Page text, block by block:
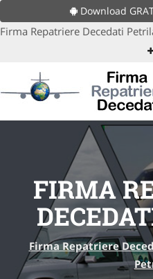
Download
Firma Repatriere Decedati
FIRMA
Firma Repatriere